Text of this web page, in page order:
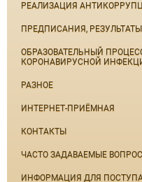
РЕАЛИЗАЦИЯ
ПРЕДПИСАНИЯ,
ОБРАЗОВАТЕЛЬНЫЙ
КОРОНАВИРУСНОЙ
РАЗНОЕ
ИНТЕРНЕТ-ПРИЁМНАЯ
КОНТАКТЫ
ЧАСТО ЗАДАВАЕМЫЕ
ИНФОРМАЦИЯ ДЛЯ